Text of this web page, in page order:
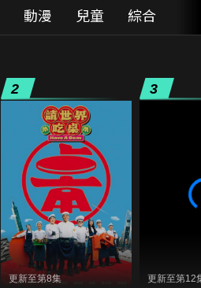
動漫 兒童 綜合
2
更新至第8集
3
更新至第12